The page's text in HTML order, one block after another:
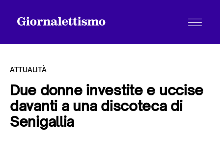
Tutti gli articoli
ATTUALITÀ
Due donne investite e uccise
davanti a una discoteca di
Senigallia